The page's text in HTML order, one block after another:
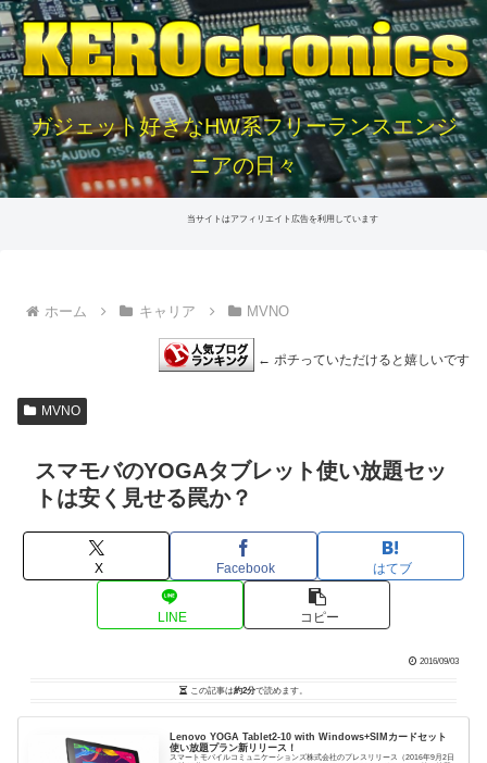
ガジェット好きなHW系フリーランスエンジ
ニアの日々
当サイトはアフィリエイト広告を利用しています
ホーム キャリア MVNO
← ポチっていただけると嬉しいです
MVNO
スマモバのYOGAタブレット使い放題セッ
トは安く見せる罠か？
X Facebook はてブ
LINE コピー
2016/09/03
この記事は約2分で読めます。
Lenovo YOGA Tablet2-10 with Windows+SIMカードセット
使い放題プラン新リリース！
スマートモバイルコミュニケーションズ株式会社のプレスリリース（2016年9月2日